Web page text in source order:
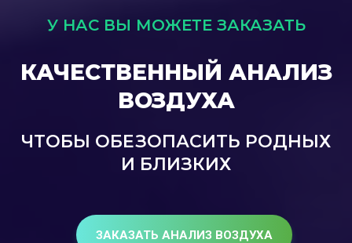
У НАС ВЫ МОЖЕТЕ ЗАКАЗАТЬ
КАЧЕСТВЕННЫЙ АНАЛИЗ
ВОЗДУХА
ЧТОБЫ ОБЕЗОПАСИТЬ РОДНЫХ
И БЛИЗКИХ
ЗАКАЗАТЬ АНАЛИЗ ВОЗДУХА